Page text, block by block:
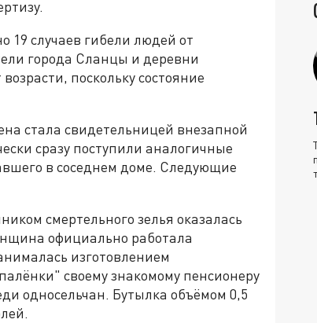
случаев гибели людей от
города Сланцы и деревни
поскольку состояние
стала свидетельницей внезапной
сразу поступили аналогичные
в соседнем доме. Следующие
смертельного зелья оказалась
официально работала
изготовлением
своему знакомому пенсионеру
односельчан. Бутылка объёмом 0,5